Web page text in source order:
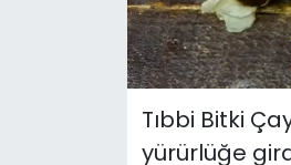
Tıbbi Bitki
yürürlüğe